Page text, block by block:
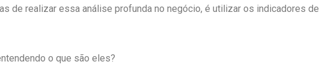
de realizar essa análise profunda no negócio, é utilizar os indicadores de
o que são eles?